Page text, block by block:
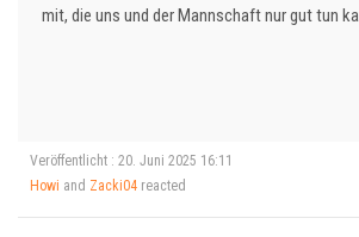
mit, die uns und der Mannschaft nur gut tun
Veröffentlicht : 20. Juni 2025 16:11
Howi and Zacki04 reacted